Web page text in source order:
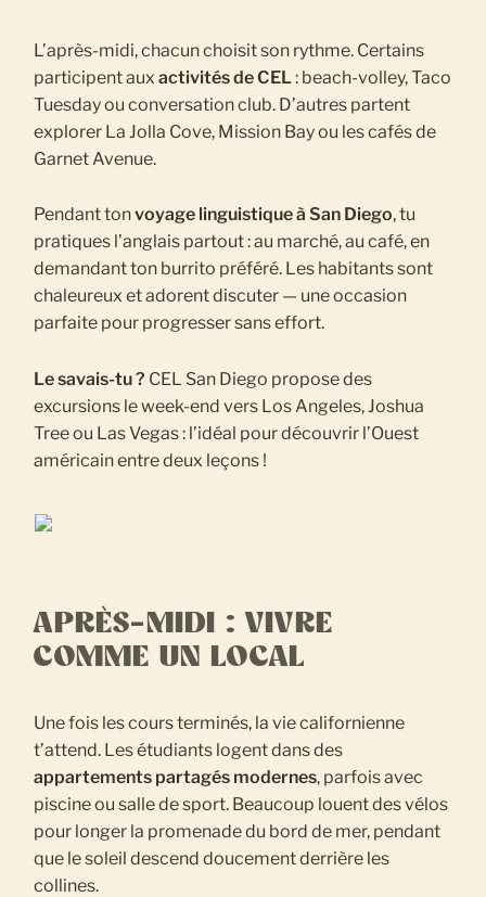
L’après-midi, chacun choisit son rythme. Certains
participent auxactivités de CEL: beach-volley, Taco
Tuesday ou conversation club. D’autres partent
explorer La Jolla Cove, Mission Bay ou les cafés de
Garnet Avenue.
Pendant tonvoyage linguistique à San Diego, tu
pratiques l’anglais partout : au marché, au café, en
demandant ton burrito préféré. Les habitants sont
chaleureux et adorent discuter — une occasion
parfaite pour progresser sans effort.
Le savais-tu ? CEL San Diego propose des
excursions le week-end vers Los Angeles, Joshua
Tree ou Las Vegas : l’idéal pour découvrir l’Ouest
américain entre deux leçons !
APRÈS-MIDI : VIVRE
COMME UN LOCAL
Une fois les cours terminés, la vie californienne
t’attend. Les étudiants logent dans des
appartements partagés modernes, parfois avec
piscine ou salle de sport. Beaucoup louent des vélos
pour longer la promenade du bord de mer, pendant
que le soleil descend doucement derrière les
collines.